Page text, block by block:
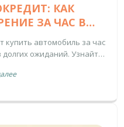
КАК
ЗА ЧАС В
купить автомобиль за час
долгих ожиданий. Узнайте,
высоких процентов.